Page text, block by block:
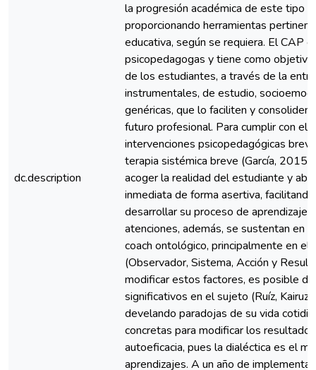
dc.description
la progresión académica de este tipo
proporcionando herramientas
educativa, según se requiera. El CAP
psicopedagogas y tiene como
de los estudiantes, a través de la
instrumentales, de estudio,
genéricas, que lo faciliten y consoliden
futuro profesional. Para cumplir con el
intervenciones psicopedagógicas
terapia sistémica breve (García,
acoger la realidad del estudiante y
inmediata de forma asertiva,
desarrollar su proceso de aprendizaje
atenciones, además, se sustentan en
coach ontológico, principalmente en el
(Observador, Sistema, Acción y
modificar estos factores, es posible
significativos en el sujeto (Ruíz,
develando paradojas de su vida
concretas para modificar los
autoeficacia, pues la dialéctica es el
aprendizajes. A un año de